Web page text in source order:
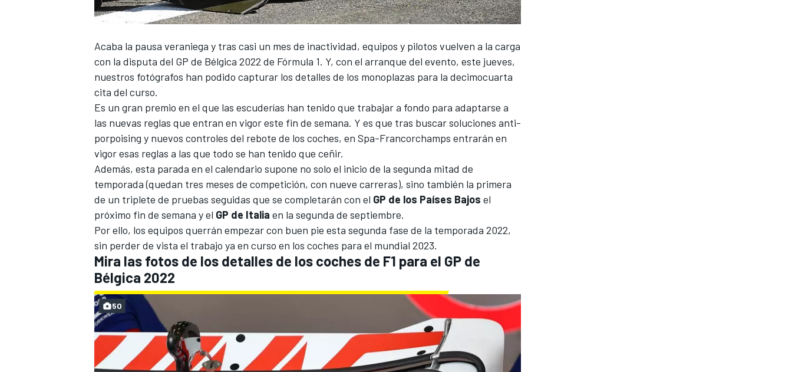
Acaba la pausa veraniega y tras casi un mes de inactividad, equipos y pilotos vuelven a la carga
con la disputa del GP de Bélgica 2022 de Fórmula 1. Y, con el arranque del evento, este jueves,
nuestros fotógrafos han podido capturar los detalles de los monoplazas para la decimocuarta
cita del curso.
Es un gran premio en el que las escuderías han tenido que trabajar a fondo para adaptarse a
las nuevas reglas que entran en vigor este fin de semana. Y es que tras buscar soluciones anti-
porpoising y nuevos controles del rebote de los coches, en Spa-Francorchamps entrarán en
vigor esas reglas a las que todo se han tenido que ceñir.
Además, esta parada en el calendario supone no solo el inicio de la segunda mitad de
temporada (quedan tres meses de competición, con nueve carreras), sino también la primera
de un triplete de pruebas seguidas que se completarán con el GP de los Países Bajos el
próximo fin de semana y el GP de Italia en la segunda de septiembre.
Por ello, los equipos querrán empezar con buen pie esta segunda fase de la temporada 2022,
sin perder de vista el trabajo ya en curso en los coches para el mundial 2023.
Mira las fotos de los detalles de los coches de F1 para el GP de
Bélgica 2022
50